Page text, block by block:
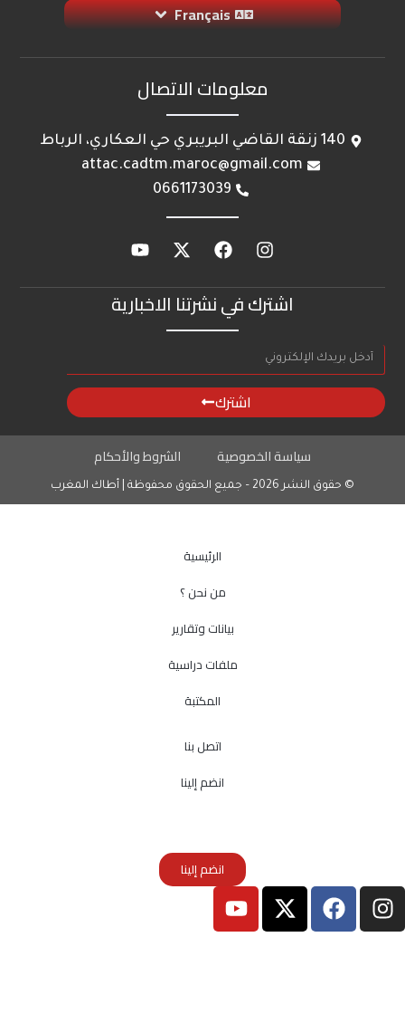
اشترك في نشرتنا الاخبارية
اشترك
معلومات الاتصال
140 زنقة القاضي البريبري حي العكاري، الرباط
attac.cadtm.maroc@gmail.com
0661173039
Français
© حقوق النشر 2026 – جميع الحقوق محفوظة | أطاك المغرب
سياسة الخصوصية الشروط والأحكام
الرئيسية
من نحن ؟
بيانات وتقارير
ملفات دراسية
المكتبة
اتصل بنا
انضم إلينا
انضم إلينا